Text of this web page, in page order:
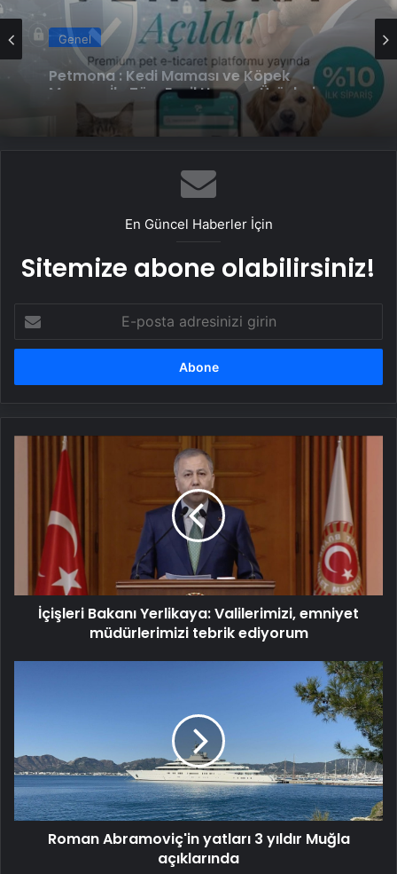
Genel
Petmona : Kedi Maması ve Köpek
Maması İle Tüm Evcil Hayvan Ürünleri
Genel
Fiber İnternet ile Ev İnterneti Nasıl Doğru
Seçilir
En Güncel Haberler İçin
Sitemize abone olabilirsiniz!
posta
adresinizi
Valilerimizi,
emniyet
müdürlerimizi
tebrik
ediyorum
İçişleri Bakanı Yerlikaya: Valilerimizi, emniyet
müdürlerimizi tebrik ediyorum
Muğla
açıklarında
Roman Abramoviç'in yatları 3 yıldır Muğla
açıklarında